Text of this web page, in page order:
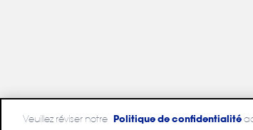
Veuillez réviser notre Politique de confidentialité